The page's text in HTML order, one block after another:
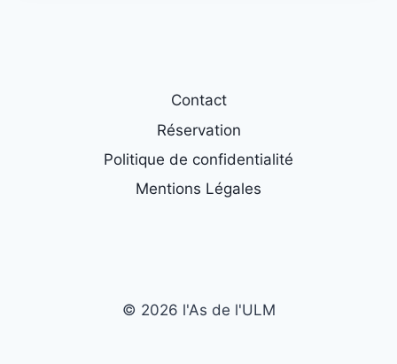
Contact
Réservation
Politique de confidentialité
Mentions Légales
© 2026 l'As de l'ULM